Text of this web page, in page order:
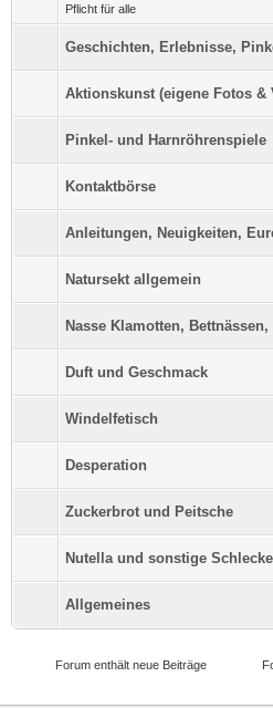
Pflicht für alle
Geschichten, Erlebnisse,
Aktionskunst (eigene Fotos &
Pinkel- und Harnröhrenspiele
Kontaktbörse
Anleitungen, Neuigkeiten,
Natursekt allgemein
Nasse Klamotten,
Duft und Geschmack
Windelfetisch
Desperation
Zuckerbrot und Peitsche
Nutella und sonstige
Allgemeines
Forum enthält neue Beiträge